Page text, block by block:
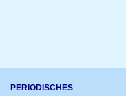
PERIODISCHES